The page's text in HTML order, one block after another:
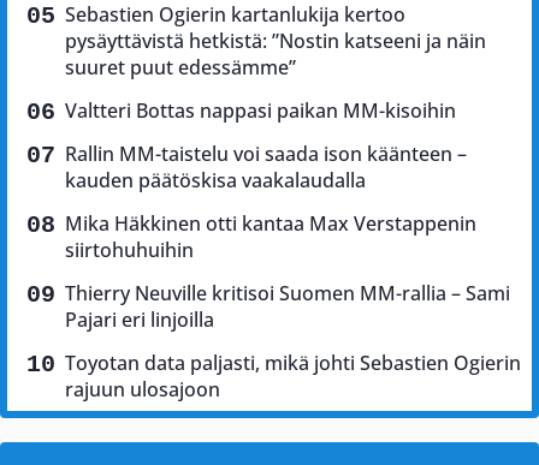
Sebastien Ogierin kartanlukija kertoo
pysäyttävistä hetkistä: ”Nostin katseeni ja näin
suuret puut edessämme”
Valtteri Bottas nappasi paikan MM-kisoihin
Rallin MM-taistelu voi saada ison käänteen –
kauden päätöskisa vaakalaudalla
Mika Häkkinen otti kantaa Max Verstappenin
siirtohuhuihin
Thierry Neuville kritisoi Suomen MM-rallia – Sami
Pajari eri linjoilla
Toyotan data paljasti, mikä johti Sebastien Ogierin
rajuun ulosajoon